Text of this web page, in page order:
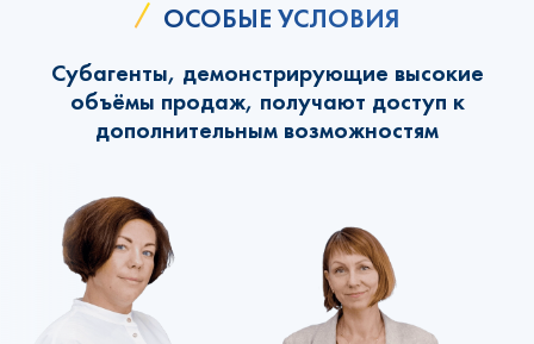
ОСОБЫЕ УСЛОВИЯ
Субагенты, демонстрирующие высокие
объёмы продаж, получают доступ к
дополнительным возможностям